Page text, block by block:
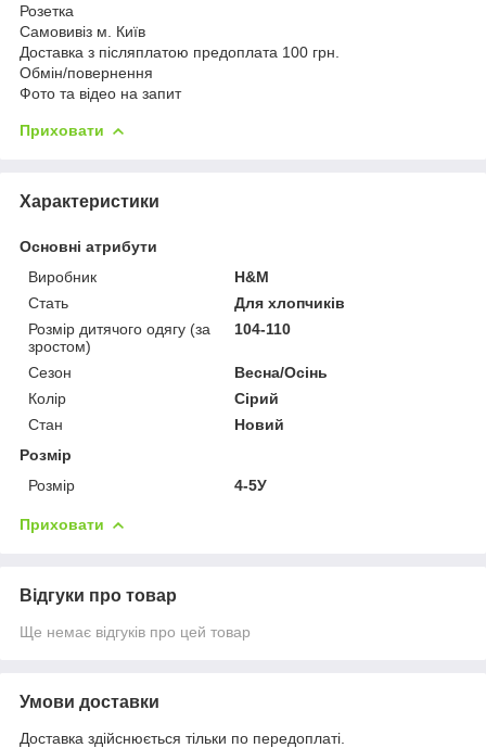
Розетка
Самовивіз м. Київ
Доставка з післяплатою предоплата 100 грн.
Обмін/повернення
Фото та відео на запит
Приховати
Характеристики
Основні атрибути
Виробник
H&M
Стать
Для хлопчиків
Розмір дитячого одягу (за
зростом)
104-110
Сезон
Весна/Осінь
Колір
Сірий
Стан
Новий
Розмір
Розмір
4-5У
Приховати
Відгуки про товар
Ще немає відгуків про цей товар
Умови доставки
Доставка здійснюється тільки по передоплаті.